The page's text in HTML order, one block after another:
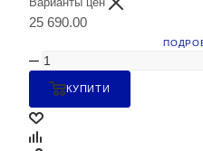
25 690.00
КУПИТИ